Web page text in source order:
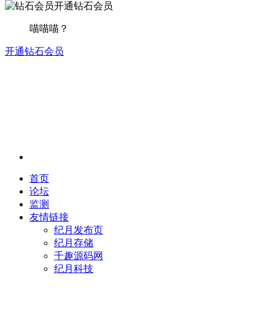
开通钻石会员
喵喵喵？
开通钻石会员
首页
论坛
监测
友情链接
纪月发布页
纪月存储
千趣源码网
纪月科技